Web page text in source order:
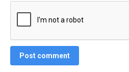
Post comment